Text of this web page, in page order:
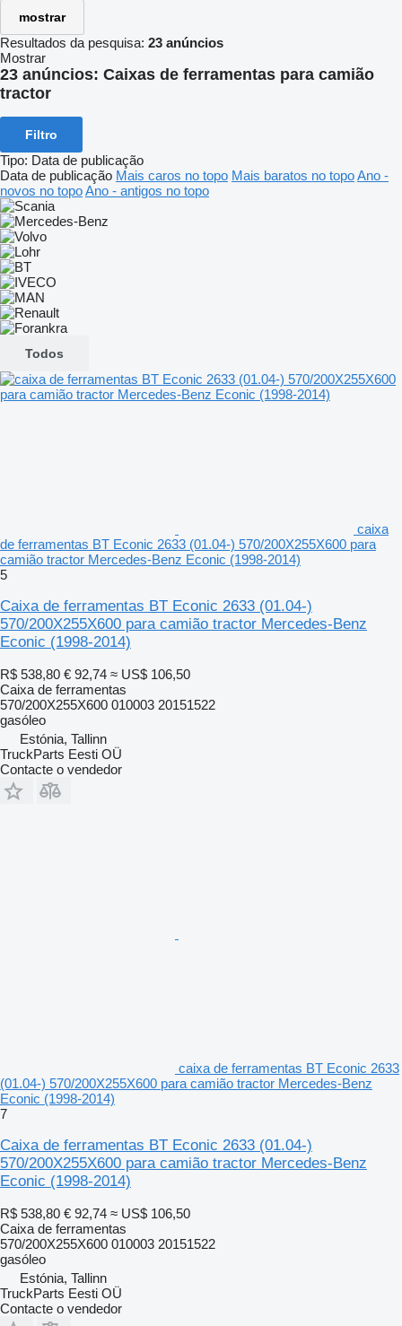
mostrar
Resultados da pesquisa: 23 anúncios
Mostrar
23 anúncios: Caixas de ferramentas para camião
tractor
Filtro
Tipo: Data de publicação
Data de publicação Mais caros no topo Mais baratos no topoAno -
novos no topoAno - antigos no topo
Todos
caixa
de ferramentas BT Econic 2633 (01.04-) 570/200X255X600 para
camião tractor Mercedes-Benz Econic (1998-2014)
5
Caixa de ferramentas BT Econic 2633 (01.04-)
570/200X255X600 para camião tractor Mercedes-Benz
Econic (1998-2014)
R$ 538,80 € 92,74 ≈ US$ 106,50
Caixa de ferramentas
570/200X255X600 010003 20151522
gasóleo
Estónia, Tallinn
TruckParts Eesti OÜ
Contacte o vendedor
caixa de ferramentas BT Econic 2633
(01.04-) 570/200X255X600 para camião tractor Mercedes-Benz
Econic (1998-2014)
7
Caixa de ferramentas BT Econic 2633 (01.04-)
570/200X255X600 para camião tractor Mercedes-Benz
Econic (1998-2014)
R$ 538,80 € 92,74 ≈ US$ 106,50
Caixa de ferramentas
570/200X255X600 010003 20151522
gasóleo
Estónia, Tallinn
TruckParts Eesti OÜ
Contacte o vendedor